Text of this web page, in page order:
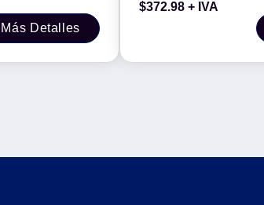
Más Detalles
$372.98 + IVA